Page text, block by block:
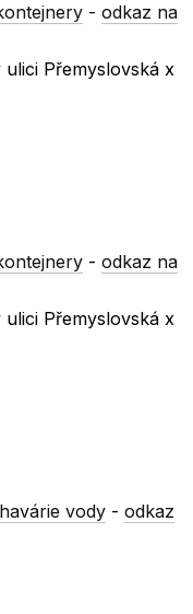
-odkaz na
Přemyslovská x
-odkaz na
Přemyslovská x
havárie vody -odkaz